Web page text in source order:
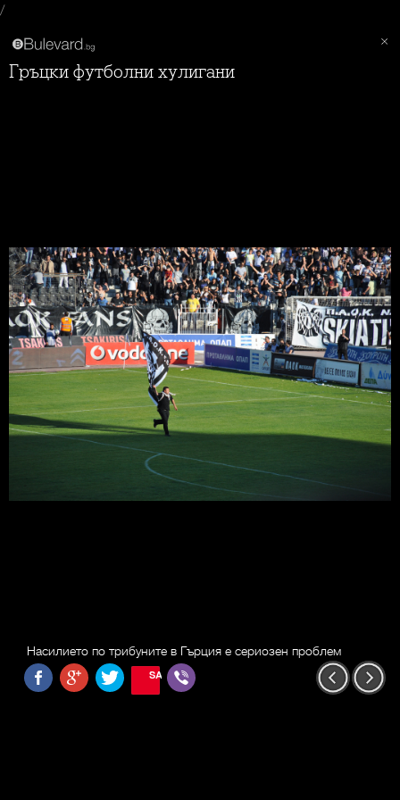
/
Гръцки футболни хулигани
Насилието по трибуните в Гърция е сериозен проблем
SAVE